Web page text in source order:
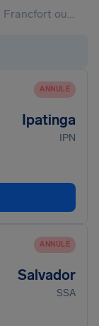
ANNULÉ
Ipatinga
IPN
ANNULÉ
Salvador
SSA